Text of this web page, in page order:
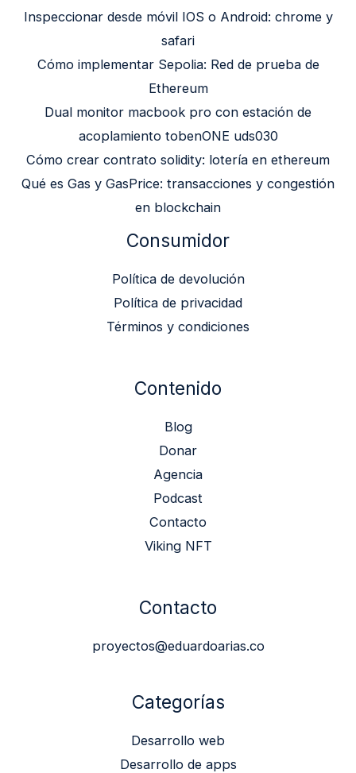
Inspeccionar desde móvil IOS o Android: chrome y
safari
Cómo implementar Sepolia: Red de prueba de
Ethereum
Dual monitor macbook pro con estación de
acoplamiento tobenONE uds030
Cómo crear contrato solidity: lotería en ethereum
Qué es Gas y GasPrice: transacciones y congestión
en blockchain
Consumidor
Política de devolución
Política de privacidad
Términos y condiciones
Contenido
Blog
Donar
Agencia
Podcast
Contacto
Viking NFT
Contacto
proyectos@eduardoarias.co
Categorías
Desarrollo web
Desarrollo de apps